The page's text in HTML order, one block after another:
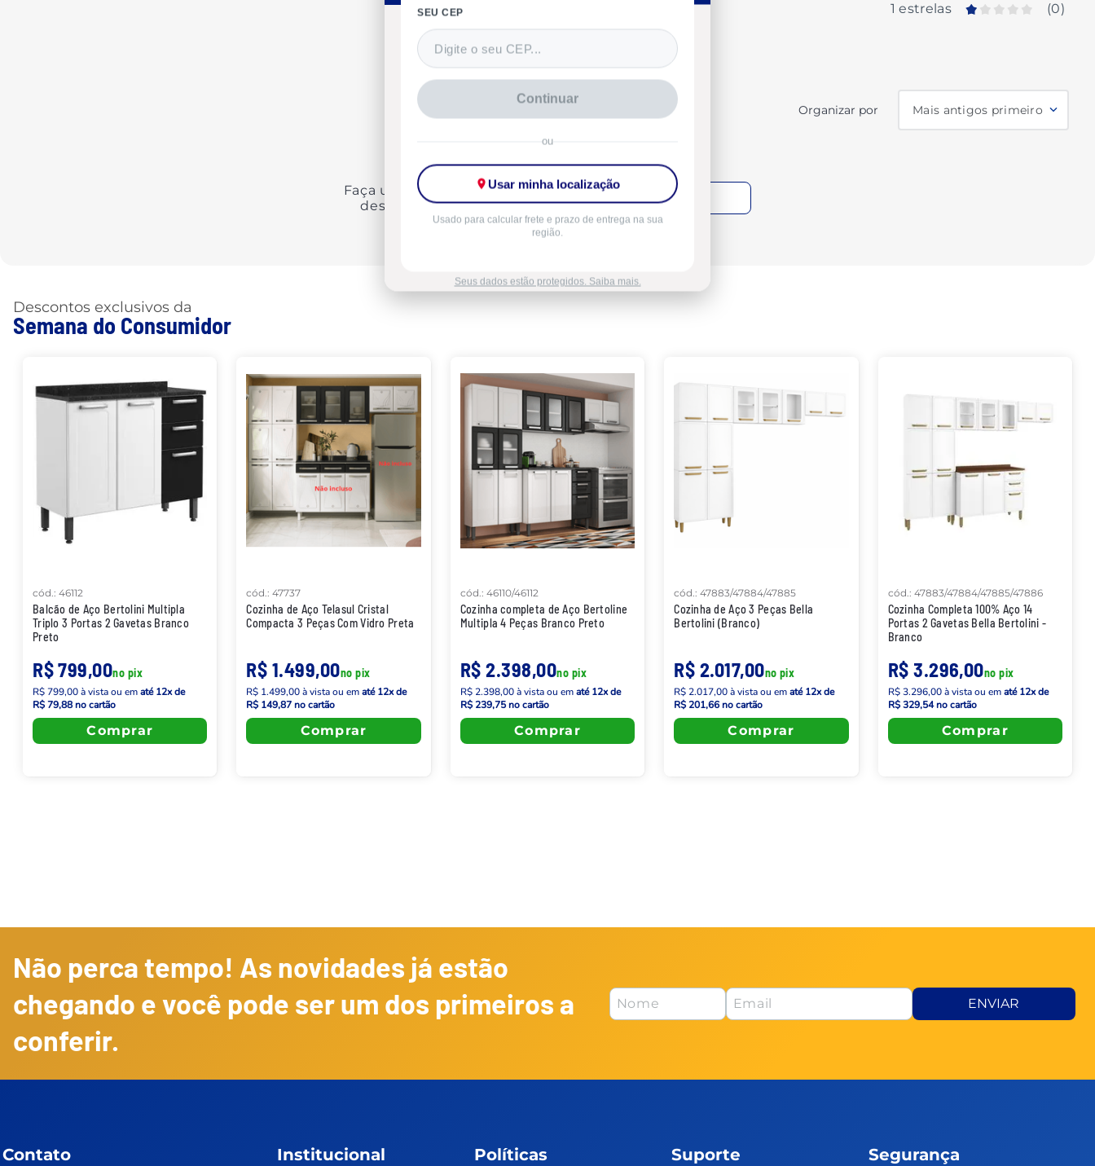
SEU CEP
Continuar
ou
Usar minha localização
Usado para calcular frete e prazo de entrega na sua
região.
Seus dados estão protegidos. Saiba mais.
Recomendam esse produto
1 estrelas
(0)
Organizar por Mais antigos primeiro
Faça uma avaliação
deste produto
Entrar
Descontos exclusivos da
Semana do Consumidor
cód.:46112
Balcão de Aço Bertolini Multipla
Triplo 3 Portas 2 Gavetas Branco
Preto
R$ 799,00no pix
R$ 799,00à vistaou ematé12x de
R$ 79,88no cartão
cód.:47737
Cozinha de Aço Telasul Cristal
Compacta 3 Peças Com Vidro Preta
R$ 1.499,00no pix
R$ 1.499,00à vistaou em até12x de
R$ 149,87no cartão
cód. : 46110/46112
Cozinha completa de Aço Bertoline
Multipla 4 Peças Branco Preto
R$ 2.398,00no pix
R$ 2.398,00à vistaou ematé12x de
R$ 239,75no cartão
cód.:47883/47884/47885
Cozinha de Aço 3 Peças Bella
Bertolini (Branco)
R$ 2.017,00no pix
R$ 2.017,00à vistaou em até12x de
R$ 201,66no cartão
cód. : 47883/47884/47885/47886
Cozinha Completa 100% Aço 14
Portas 2 Gavetas Bella Bertolini -
Branco
R$ 3.296,00no pix
R$ 3.296,00à vistaou em até12x de
R$ 329,54no cartão
Não perca tempo! As novidades já estão
chegando e você pode ser um dos primeiros a
conferir.
ENVIAR
Contato Institucional Políticas Suporte Segurança